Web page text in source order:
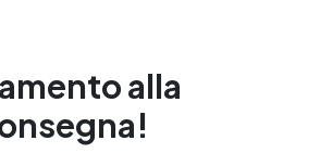
alla